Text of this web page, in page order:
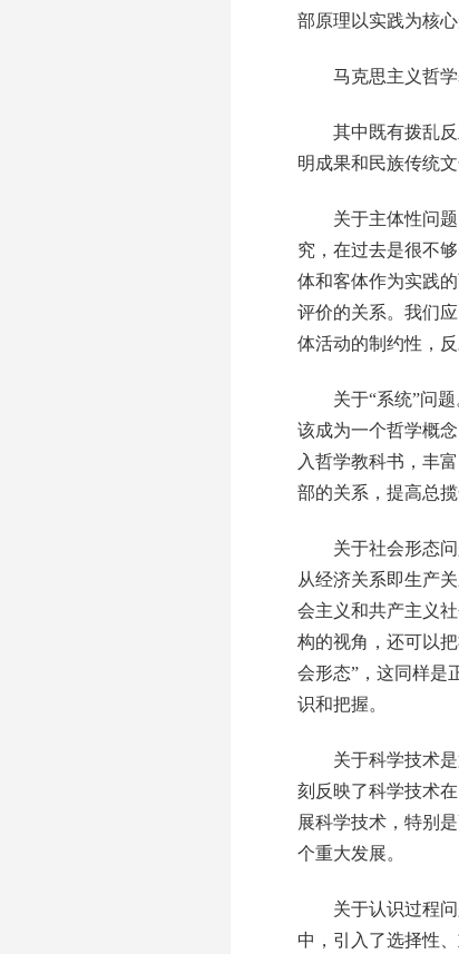
部原理以实践为核
马克思主义哲学
其中既有拨乱反
明成果和民族传统
关于主体性问题
究，在过去是很不
体和客体作为实践
评价的关系。我们
体活动的制约性，
关于“系统”问题
该成为一个哲学概
入哲学教科书，丰
部的关系，提高总
关于社会形态问
从经济关系即生产
会主义和共产主义
构的视角，还可以
会形态”，这同样是
识和把握。
关于科学技术是
刻反映了科学技术
展科学技术，特别
个重大发展。
关于认识过程问
中，引入了选择性